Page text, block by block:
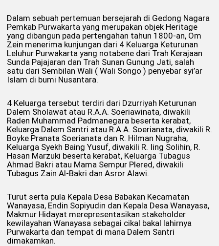
Dalam sebuah pertemuan bersejarah di Gedong Nagara
Pemkab Purwakarta yang merupakan objek Heritage
yang dibangun pada pertengahan tahun 1800-an, Om
Zein menerima kunjungan dari 4 Keluarga Keturunan
Leluhur Purwakarta yang notabene dari Trah Kerajaan
Sunda Pajajaran dan Trah Sunan Gunung Jati, salah
satu dari Sembilan Wali ( Wali Songo ) penyebar syi’ar
Islam di bumi Nusantara.
4 Keluarga tersebut terdiri dari Dzurriyah Keturunan
Dalem Sholawat atau R.A.A. Soeriawinata, diwakili
Raden Muhammad Padmanegara beserta kerabat,
Keluarga Dalem Santri atau R.A.A. Soerianata, diwakili R.
Boyke Pranata Soerianata dan R. Hilman Nugraha,
Keluarga Syekh Baing Yusuf, diwakili R. Iing Solihin, R.
Hasan Marzuki beserta kerabat, Keluarga Tubagus
Ahmad Bakri atau Mama Sempur Plered, diwakili
Tubagus Zain Al-Bakri dan Asror Alawi.
Turut serta pula Kepala Desa Babakan Kecamatan
Wanayasa, Endin Sopiyudin dan Kepala Desa Wanayasa,
Makmur Hidayat merepresentasikan stakeholder
kewilayahan Wanayasa sebagai cikal bakal lahirnya
Purwakarta dan tempat di mana Dalem Santri
dimakamkan.